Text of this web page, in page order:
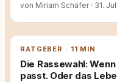
von Miriam Schäfer · 31.
RATGEBER · 11 MIN
Die Rassewahl:
passt. Oder das